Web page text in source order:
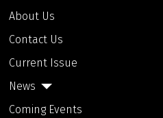
About Us
Contact Us
Current Issue
News
Coming Events